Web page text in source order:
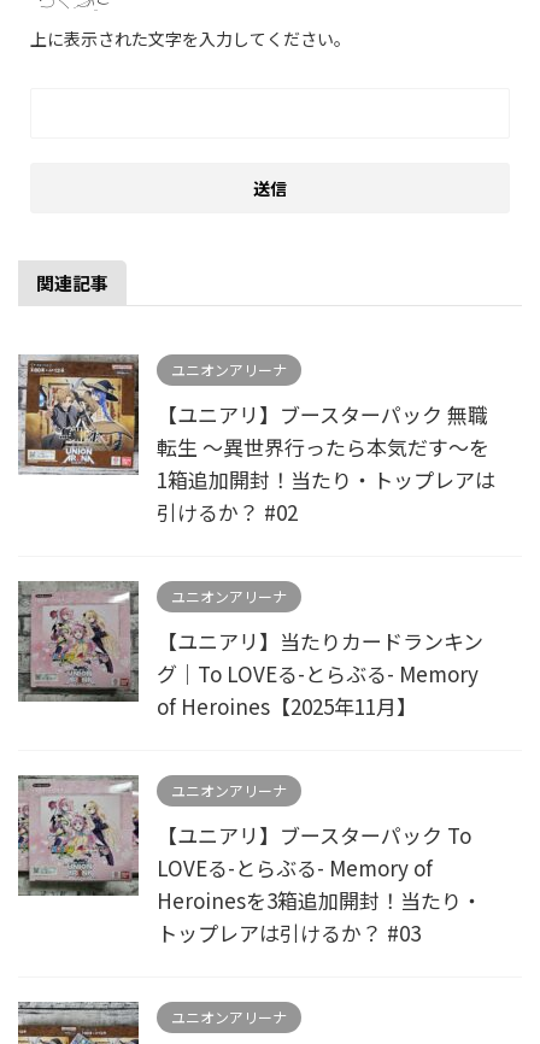
上に表示された文字を入力してください。
関連記事
ユニオンアリーナ
【ユニアリ】ブースターパック 無職
転生 ～異世界行ったら本気だす～を
1箱追加開封！当たり・トップレアは
引けるか？ #02
ユニオンアリーナ
【ユニアリ】当たりカードランキン
グ｜To LOVEる-とらぶる- Memory
of Heroines【2025年11月】
ユニオンアリーナ
【ユニアリ】ブースターパック To
LOVEる-とらぶる- Memory of
Heroinesを3箱追加開封！当たり・
トップレアは引けるか？ #03
ユニオンアリーナ